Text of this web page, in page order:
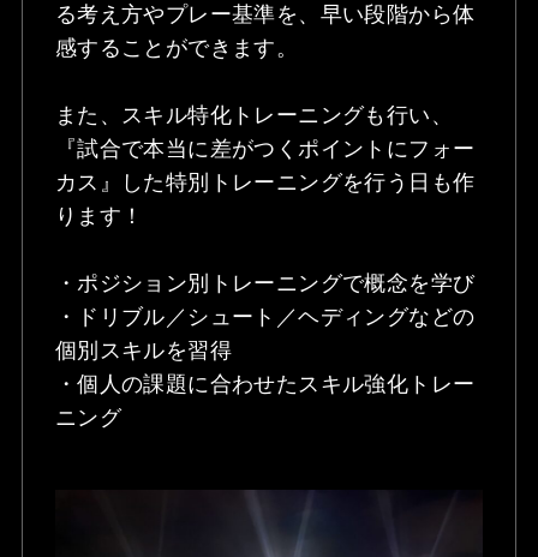
る考え方やプレー基準を、早い段階から体
感することができます。
また、スキル特化トレーニングも行い、
『試合で本当に差がつくポイントにフォー
カス』した特別トレーニングを行う日も作
ります！
・ポジション別トレーニングで概念を学び
・ドリブル／シュート／ヘディングなどの
個別スキルを習得
・個人の課題に合わせたスキル強化トレー
ニング